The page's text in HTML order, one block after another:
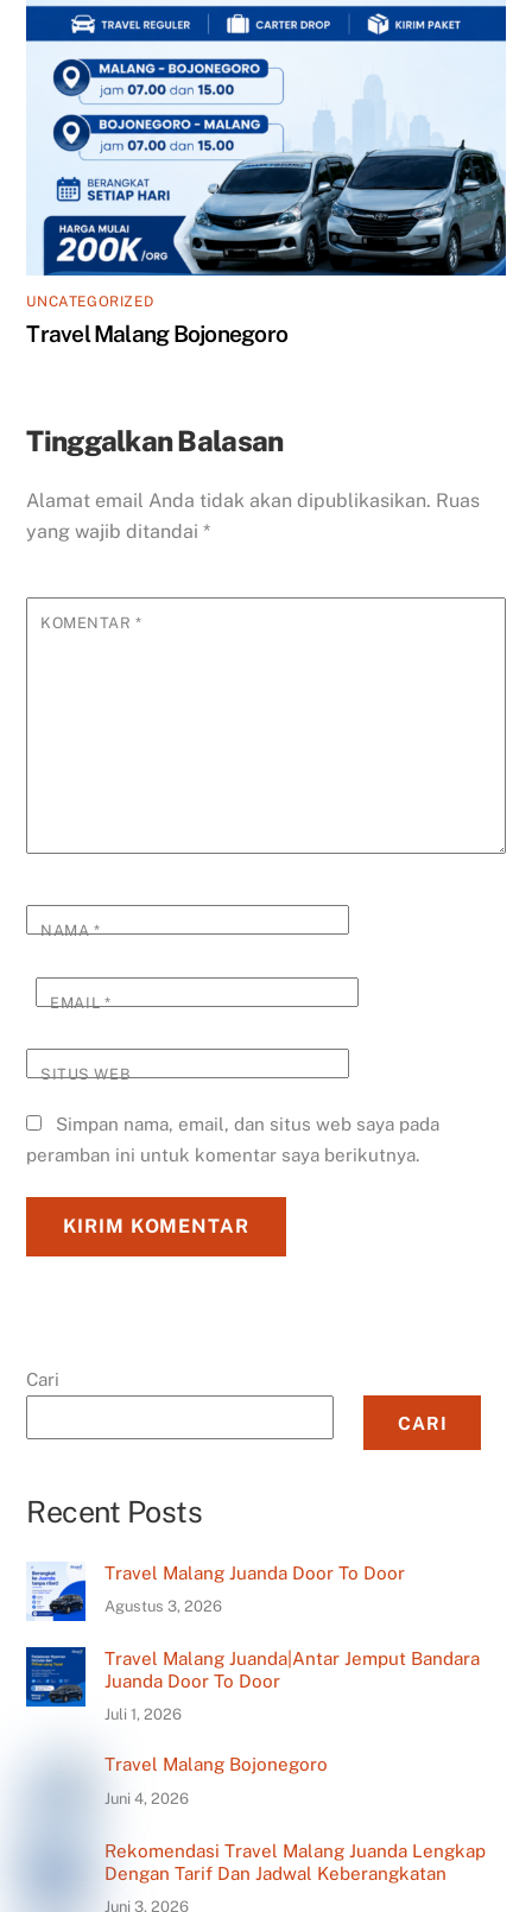
UNCATEGORIZED
Travel Malang Bojonegoro
Tinggalkan Balasan
Alamat email Anda tidak akan dipublikasikan. Ruas
yang wajib ditandai*
KOMENTAR*
NAMA*
EMAIL*
SITUS WEB
Simpan nama, email, dan situs web saya pada
peramban ini untuk komentar saya berikutnya.
Cari
CARI
Recent Posts
Travel Malang Juanda Door To Door
Agustus 3, 2026
Travel Malang Juanda|Antar Jemput Bandara
Juanda Door To Door
Juli 1, 2026
Travel Malang Bojonegoro
Juni 4, 2026
Rekomendasi Travel Malang Juanda Lengkap
Dengan Tarif Dan Jadwal Keberangkatan
Juni 3, 2026